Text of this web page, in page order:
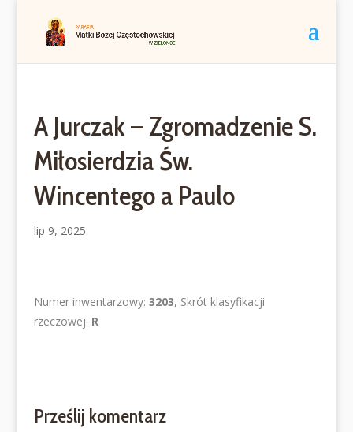
A Jurczak – Zgromadzenie S.
Miłosierdzia Św.
Wincentego a Paulo
lip 9, 2025
Numer inwentarzowy: 3203, Skrót klasyfikacji
rzeczowej: R
Prześlij komentarz